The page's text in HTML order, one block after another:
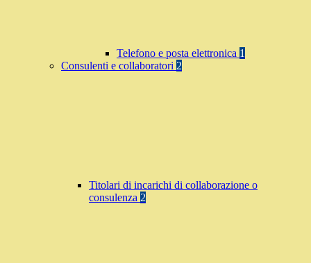
Telefono e posta elettronica 1
Consulenti e collaboratori 2
Titolari di incarichi di collaborazione o
consulenza 2